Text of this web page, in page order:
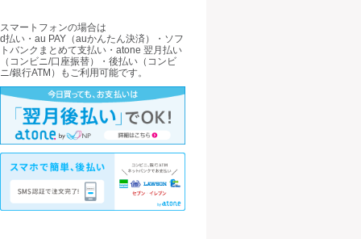
スマートフォンの場合は
d払い・au PAY（auかんたん決済）・ソフ
トバンクまとめて支払い・atone 翌月払い
（コンビニ/口座振替）・後払い（コンビ
ニ/銀行ATM）もご利用可能です。